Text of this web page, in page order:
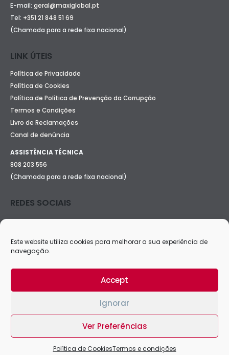
Este website utiliza cookies para melhorar a sua experiência de
navegação.
Accept
Ignorar
Ver Preferências
Política de CookiesTermos e condições
E-mail: geral@maxiglobal.pt
Tel: +351 21 848 51 69
(Chamada para a rede fixa nacional)
LINK ÚTEIS
Política de Privacidade
Política de Cookies
Política de Política de Prevenção da Corrupção
Termos e Condições
Livro de Reclamações
Canal de denúncia
ASSISTÊNCIA TÉCNICA
808 203 556
(Chamada para a rede fixa nacional)
REDES SOCIAIS